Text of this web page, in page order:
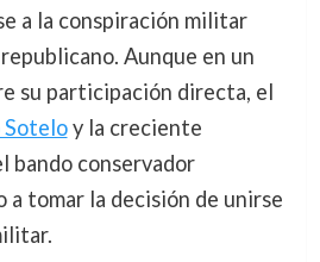
a la conspiración militar
Aunque en un
su participación directa, el
Soteloy la creciente
bando conservador
a tomar la decisión de unirse